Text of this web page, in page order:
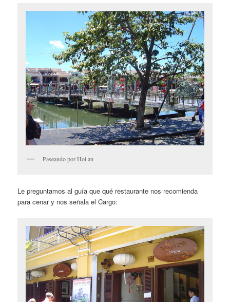
Paseando por Hoi an
Le preguntamos al guía que qué restaurante nos recomienda
para cenar y nos señala el Cargo: